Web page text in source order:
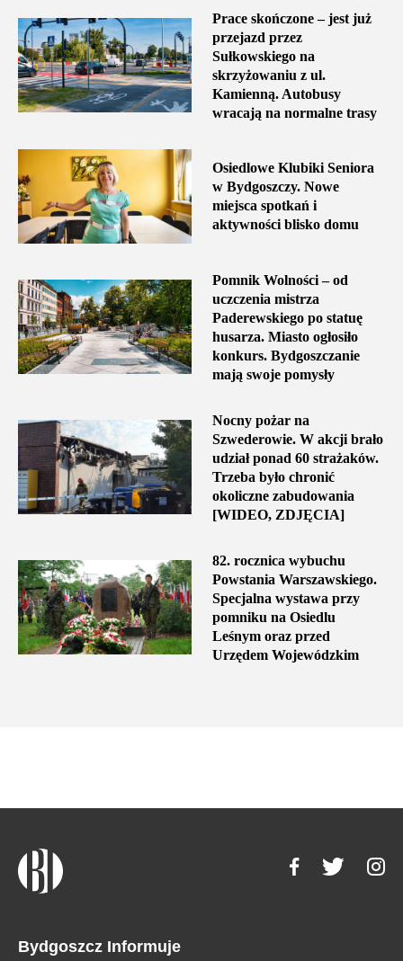
Prace skończone – jest już
przejazd przez
Sułkowskiego na
skrzyżowaniu z ul.
Kamienną. Autobusy
wracają na normalne trasy
Osiedlowe Klubiki Seniora
w Bydgoszczy. Nowe
miejsca spotkań i
aktywności blisko domu
Pomnik Wolności – od
uczczenia mistrza
Paderewskiego po statuę
husarza. Miasto ogłosiło
konkurs. Bydgoszczanie
mają swoje pomysły
Nocny pożar na
Szwederowie. W akcji brało
udział ponad 60 strażaków.
Trzeba było chronić
okoliczne zabudowania
[WIDEO, ZDJĘCIA]
82. rocznica wybuchu
Powstania Warszawskiego.
Specjalna wystawa przy
pomniku na Osiedlu
Leśnym oraz przed
Urzędem Wojewódzkim
Bydgoszcz Informuje